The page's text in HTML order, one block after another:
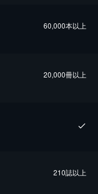
60,000本以上
20,000冊以上
210誌以上